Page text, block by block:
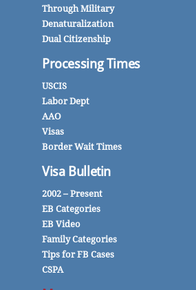
Through Military
Denaturalization
Dual Citizenship
Processing Times
USCIS
Labor Dept
AAO
Visas
Border Wait Times
Visa Bulletin
2002 – Present
EB Categories
EB Video
Family Categories
Tips for FB Cases
CSPA